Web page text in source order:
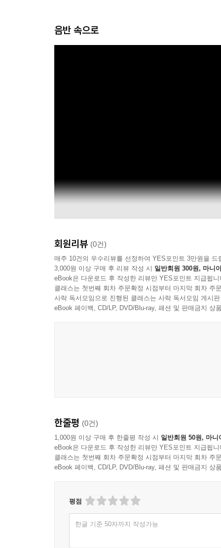
음반 속으로
회원리뷰 (0건)
매주 10건의 우수리뷰를 선정하여 YES포인트 3만원을 드
3,000원 이상 구매 후 리뷰 작성 시 일반회원 300원, 마니
eBook은 다운로드 후 작성한 리뷰만 YES포인트 지급됩니
클래스는 첫번째 회차 주문확정 시점부터 마지막 회차 주
사락 독서모임으로 진행된 클래스는 사락 독서모임 게시
eBook 페이백, CD/LP, DVD/Blu-ray, 패션 및 판매금지 상
한줄평 (0건)
1,000원 이상 구매 후 한줄평 작성 시 일반회원 50원, 마니
eBook은 다운로드 후 작성한 리뷰만 YES포인트 지급됩니
클래스는 첫번째 회차 주문확정 시점부터 마지막 회차 주
eBook 페이백, CD/LP, DVD/Blu-ray, 패션 및 판매금지 상
평점
한글 기준 50자까지 작성가능